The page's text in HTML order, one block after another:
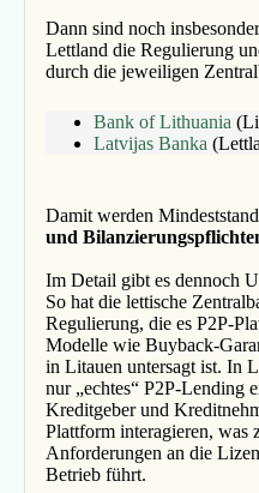
Dann sind noch
Lettland die Regulierung
durch die jeweiligen
Bank of Lithuania
Latvijas Banka
Damit werden
und
Im Detail gibt es dennoch
So hat die lettische
Regulierung, die es P2P-
Modelle wie Buyback-
in Litauen untersagt ist. In
nur „echtes“ P2P-Lending
Kreditgeber und
Plattform interagieren, was
Anforderungen an die
Betrieb führt.